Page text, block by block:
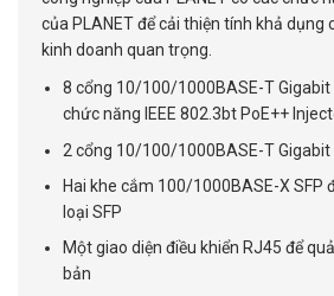
của PLANET để cải thiện tính khả dụng
kinh doanh quan trọng.
8 cổng 10/100/1000BASE-T
chức năng IEEE 802.3bt PoE++
2 cổng 10/100/1000BASE-T
Hai khe cắm 100/1000BASE-X SFP
loại SFP
Một giao diện điều khiển RJ45 để
bản